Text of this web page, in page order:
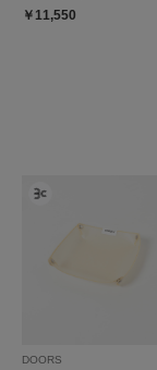
￥11,550
DOORS